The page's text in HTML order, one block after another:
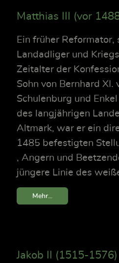
Matthias III (vor
Ein früher Reformator,
Landadliger und
Zeitalter der
Sohn von Bernhard XI.
Schulenburg und
des langjährigen
Altmark, war er ein
1485 befestigten
, Angern und
jüngere Linie des
Mehr...
Jakob II (1515-1576)